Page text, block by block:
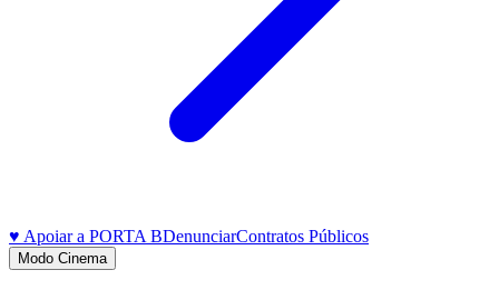
♥ Apoiar a PORTA BDenunciarContratos Públicos
Modo Cinema